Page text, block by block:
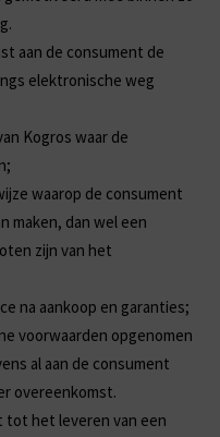
aan de consument de
elektronische weg
Kogros waar de
waarop de consument
maken, dan wel een
zijn van het
na aankoop en garanties;
voorwaarden opgenomen
al aan de consument
overeenkomst.
tot het leveren van een